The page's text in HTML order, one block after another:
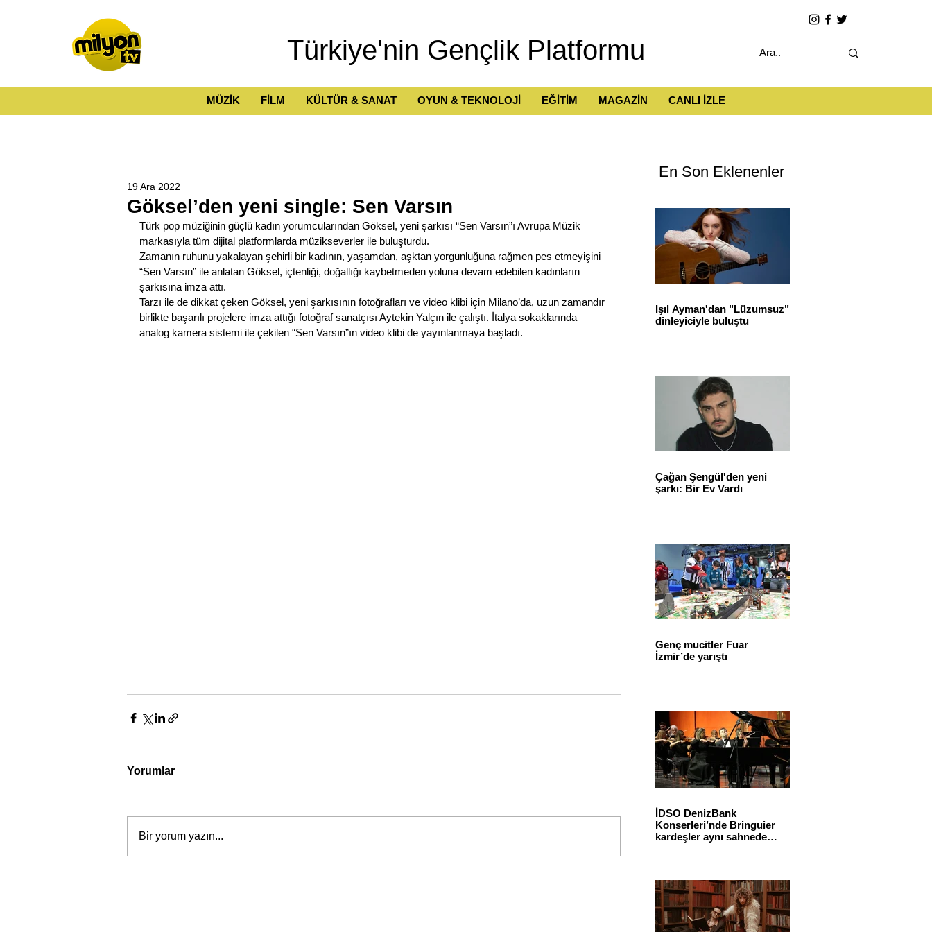
Türkiye'nin Gençlik Platformu
MÜZİK FİLM KÜLTÜR & SANAT OYUN & TEKNOLOJİ EĞİTİM MAGAZİN CANLI İZLE
Göksel’den yeni single: Sen Varsın
19 Ara 2022
Türk pop müziğinin güçlü kadın yorumcularından Göksel, yeni şarkısı “Sen Varsın”ı Avrupa Müzik
markasıyla tüm dijital platformlarda müzikseverler ile buluşturdu.
Zamanın ruhunu yakalayan şehirli bir kadının, yaşamdan, aşktan yorgunluğuna rağmen pes etmeyişini
“Sen Varsın” ile anlatan Göksel, içtenliği, doğallığı kaybetmeden yoluna devam edebilen kadınların
şarkısına imza attı.
Tarzı ile de dikkat çeken Göksel, yeni şarkısının fotoğrafları ve video klibi için Milano’da, uzun zamandır
birlikte başarılı projelere imza attığı fotoğraf sanatçısı Aytekin Yalçın ile çalıştı. İtalya sokaklarında
analog kamera sistemi ile çekilen “Sen Varsın”ın video klibi de yayınlanmaya başladı.
Yorumlar
Bir yorum yazın...
En Son Eklenenler
Işıl Ayman'dan "Lüzumsuz"
dinleyiciyle buluştu
Çağan Şengül'den yeni
şarkı: Bir Ev Vardı
Genç mucitler Fuar
İzmir’de yarıştı
İDSO DenizBank
Konserleri’nde Bringuier
kardeşler aynı sahnede